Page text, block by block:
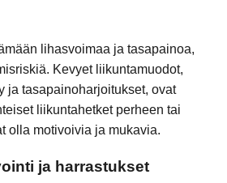
lihasvoimaa ja tasapainoa,
Kevyet liikuntamuodot,
ja tasapainoharjoitukset, ovat
liikuntahetket perheen tai
olla motivoivia ja mukavia.
ja harrastukset